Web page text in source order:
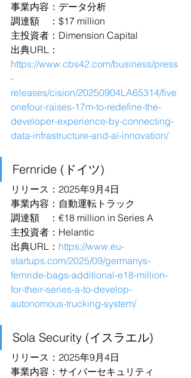
事業内容：データ分析
調達額　：$17 million
主投資者：Dimension Capital
出典URL：
https://www.cbs42.com/business/press
-
releases/cision/20250904LA65314/five
onefour-raises-17m-to-redefine-the-
developer-experience-by-connecting-
data-infrastructure-and-ai-innovation/
Fernride (ドイツ)
リリース：2025年9月4日
事業内容：自動運転トラック
調達額　：€18 million in Series A
主投資者：Helantic
出典URL： https://www.eu-
startups.com/2025/09/germanys-
fernride-bags-additional-e18-million-
for-their-series-a-to-develop-
autonomous-trucking-system/
Sola Security (イスラエル)
リリース：2025年9月4日
事業内容：サイバーセキュリティ